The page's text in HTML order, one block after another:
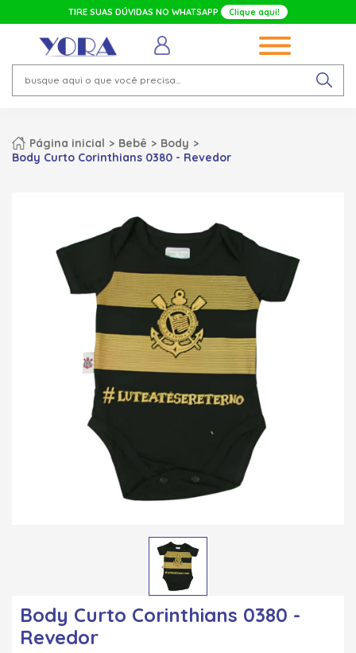
TIRE SUAS DÚVIDAS NO WHATSAPP Clique aqui!
Página inicial Bebê
Body
Body Curto Corinthians 0380 - Revedor
Body Curto Corinthians 0380 -
Revedor